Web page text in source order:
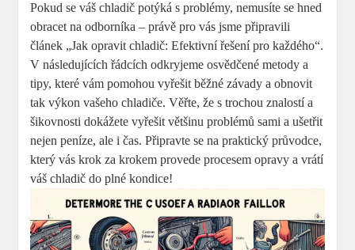
Pokud se váš chladič potýká s problémy, nemusíte se hned
obracet na odborníka – právě pro vás jsme připravili
článek „Jak opravit chladič: Efektivní řešení pro každého“.
V následujících řádcích odkryjeme osvědčené metody a
tipy, které vám pomohou vyřešit běžné závady a obnovit
tak výkon vašeho chladiče. Věřte, že s trochou znalostí a
šikovnosti dokážete vyřešit většinu problémů sami a ušetřit
nejen peníze, ale i čas. Připravte se na praktický průvodce,
který vás krok za krokem provede procesem opravy a vrátí
váš chladič do plné kondice!